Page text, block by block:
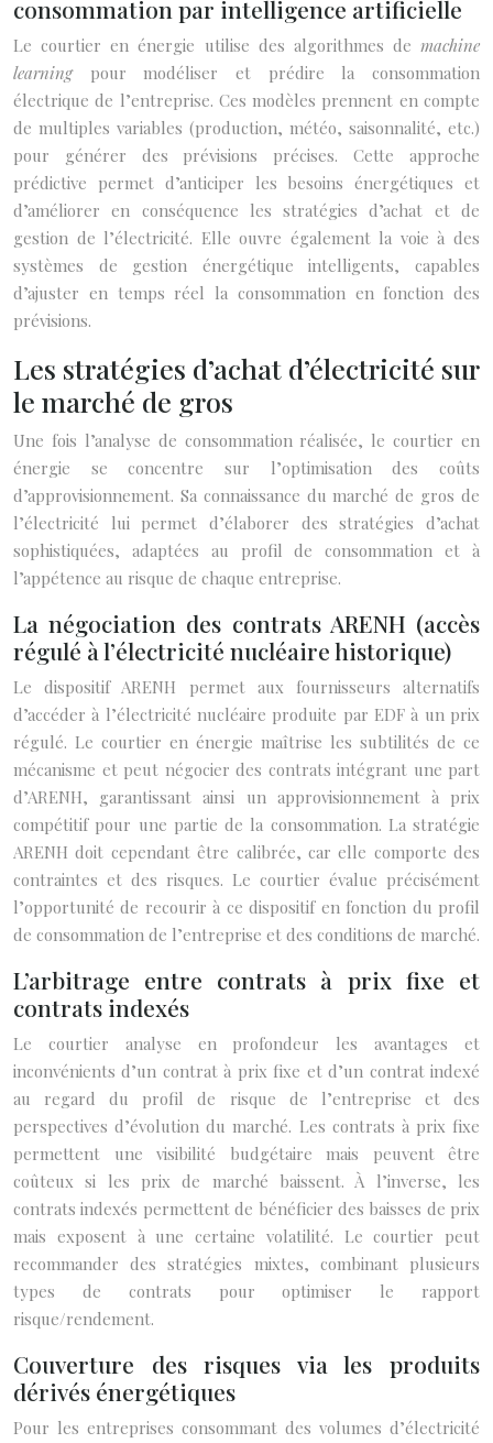
consommation par intelligence artificielle
Le courtier en énergie utilise des algorithmes de machine
learningpour modéliser et prédire la consommation
électrique de l’entreprise. Ces modèles prennent en compte
de multiples variables (production, météo, saisonnalité, etc.)
pour générer des prévisions précises. Cette approche
prédictive permet d’anticiper les besoins énergétiques et
d’améliorer en conséquence les stratégies d’achat et de
gestion de l’électricité. Elle ouvre également la voie à des
systèmes de gestion énergétique intelligents, capables
d’ajuster en temps réel la consommation en fonction des
prévisions.
Les stratégies d’achat d’électricité sur
le marché de gros
Une fois l’analyse de consommation réalisée, le courtier en
énergie se concentre sur l’optimisation des coûts
d’approvisionnement. Sa connaissance du marché de gros de
l’électricité lui permet d’élaborer des stratégies d’achat
sophistiquées, adaptées au profil de consommation et à
l’appétence au risque de chaque entreprise.
La négociation des contrats ARENH (accès
régulé à l’électricité nucléaire historique)
Le dispositif ARENH permet aux fournisseurs alternatifs
d’accéder à l’électricité nucléaire produite par EDF à un prix
régulé. Le courtier en énergie maîtrise les subtilités de ce
mécanisme et peut négocier des contrats intégrant une part
d’ARENH, garantissant ainsi un approvisionnement à prix
compétitif pour une partie de la consommation. La stratégie
ARENH doit cependant être calibrée, car elle comporte des
contraintes et des risques. Le courtier évalue précisément
l’opportunité de recourir à ce dispositif en fonction du profil
de consommation de l’entreprise et des conditions de marché.
L’arbitrage entre contrats à prix fixe et
contrats indexés
Le courtier analyse en profondeur les avantages et
inconvénients d’un contrat à prix fixe et d’un contrat indexé
au regard du profil de risque de l’entreprise et des
perspectives d’évolution du marché. Les contrats à prix fixe
permettent une visibilité budgétaire mais peuvent être
coûteux si les prix de marché baissent. À l’inverse, les
contrats indexés permettent de bénéficier des baisses de prix
mais exposent à une certaine volatilité. Le courtier peut
recommander des stratégies mixtes, combinant plusieurs
types de contrats pour optimiser le rapport
risque/rendement.
Couverture des risques via les produits
dérivés énergétiques
Pour les entreprises consommant des volumes d’électricité